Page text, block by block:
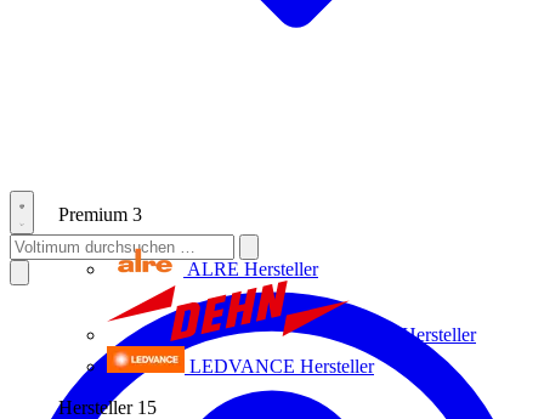
Premium 3
ALRE Hersteller
Hersteller
LEDVANCE Hersteller
Hersteller 15